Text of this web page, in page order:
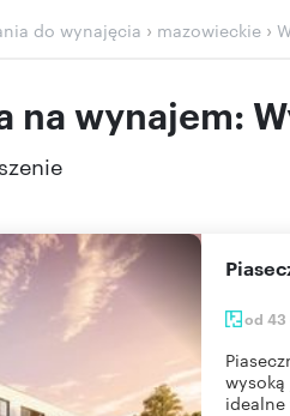
do wynajęcia › mazowieckie ›
na wynajem:
od 43